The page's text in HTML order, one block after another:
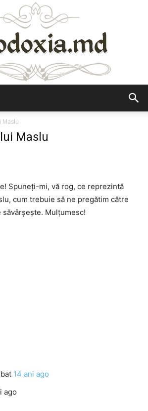
Maslu
Maslu
Spuneţi-mi, vă rog, ce reprezintă
cum trebuie să ne pregătim către
săvârşeşte. Mulţumesc!
14 ani ago
ago